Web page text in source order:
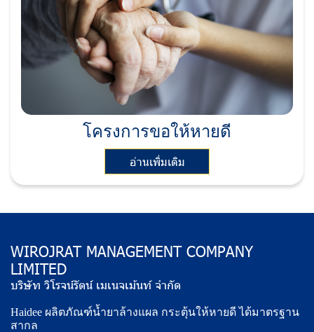
โครงการขอให้หายดี
อ่านเพิ่มเติม
WIROJRAT MANAGEMENT COMPANY
LIMITED
บริษัท วิโรจน์รัตน์ เมเนจเม้นท์ จำกัด
Haidee ผลิตภัณฑ์น้ำยาล้างแผล กระตุ้นให้หายดี ได้มาตรฐาน
สากล